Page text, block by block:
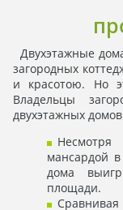
Двухэтажные
загородных
и красотою. Но
Владельцы
двухэтажных
мансардой
дома
площади.